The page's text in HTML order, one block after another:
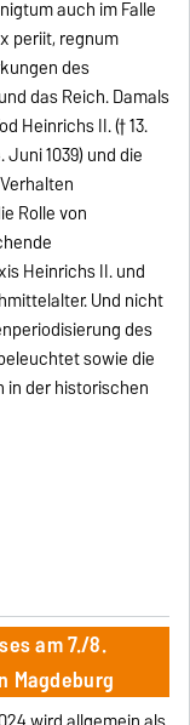
auch im Falle
periit, regnum
des
das Reich. Damals
Heinrichs II. († 13.
1039) und die
Rolle von
Heinrichs II. und
Und nicht
des
sowie die
der historischen
am 7./8.
Magdeburg